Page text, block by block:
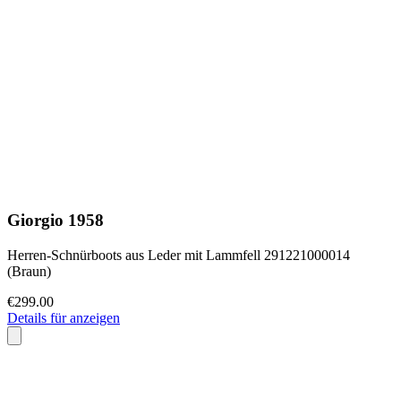
Giorgio 1958
Herren-Schnürboots aus Leder mit Lammfell 291221000014
(Braun)
€299.00
Details für anzeigen